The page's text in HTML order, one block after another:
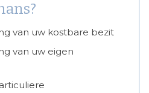
van uw kostbare bezit
van uw eigen